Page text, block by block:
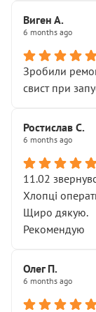
Виген А.
6 months ago
Зробили
свист при
Ростислав С.
6 months ago
11.02
Хлопці
Щиро дякую.
Рекомендую
Олег П.
6 months ago